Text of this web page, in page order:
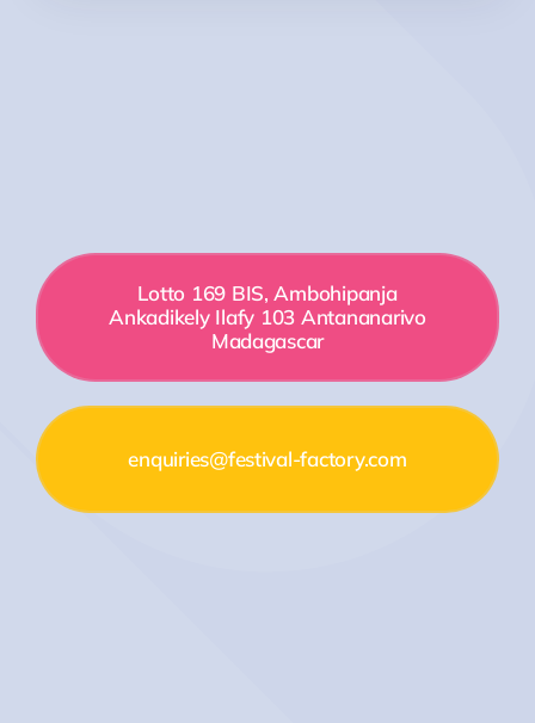
Lotto 169 BIS, Ambohipanja
Ankadikely Ilafy 103 Antananarivo
Madagascar
enquiries@festival-factory.com